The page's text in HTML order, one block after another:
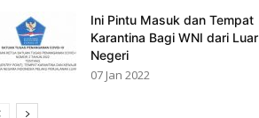
Ini Pintu Masuk dan Tempat
Karantina Bagi WNI dari Luar
Negeri
07 Jan 2022